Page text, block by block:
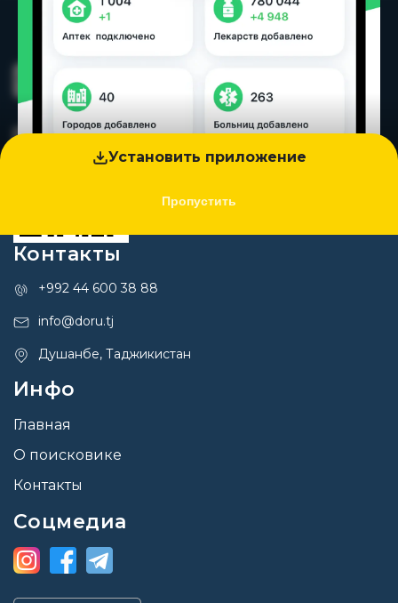
Установить приложение
Пропустить
Контакты
+992 44 600 38 88
info@doru.tj
Душанбе, Таджикистан
Инфо
Главная
О поисковике
Контакты
Соцмедиа